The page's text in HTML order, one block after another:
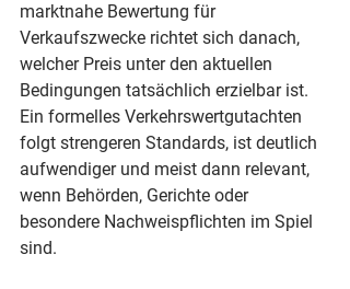
marktnahe Bewertung für
Verkaufszwecke richtet sich danach,
welcher Preis unter den aktuellen
Bedingungen tatsächlich erzielbar ist.
Ein formelles Verkehrswertgutachten
folgt strengeren Standards, ist deutlich
aufwendiger und meist dann relevant,
wenn Behörden, Gerichte oder
besondere Nachweispflichten im Spiel
sind.